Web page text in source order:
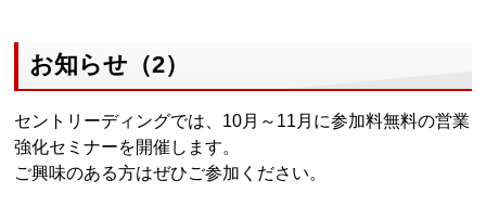
お知らせ（2）
セントリーディングでは、10月～11月に参加料無料の営業
強化セミナーを開催します。
ご興味のある方はぜひご参加ください。